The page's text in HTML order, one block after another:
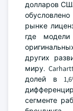
долларов
рынке
где модели
других
миру.
долей в
сегменте